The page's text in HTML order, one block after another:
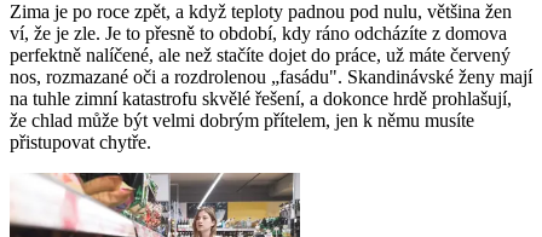
Zima je po roce zpět, a když teploty padnou pod nulu, většina žen
ví, že je zle. Je to přesně to období, kdy ráno odcházíte z domova
perfektně nalíčené, ale než stačíte dojet do práce, už máte červený
nos, rozmazané oči a rozdrolenou „fasádu". Skandinávské ženy mají
na tuhle zimní katastrofu skvělé řešení, a dokonce hrdě prohlašují,
že chlad může být velmi dobrým přítelem, jen k němu musíte
přistupovat chytře.